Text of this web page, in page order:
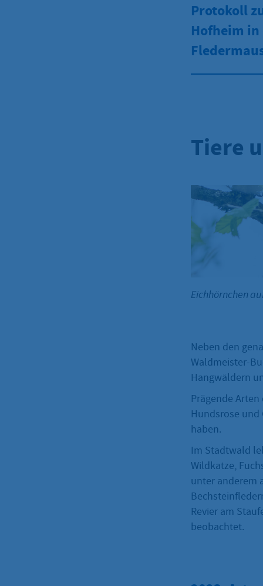
Protokoll
Hofheim
Tiere
Eichhörnchen
Neben den
Waldmeister-
Hangwäldern
Prägende
Hundsrose
haben.
Im Stadtwald
Wildkatze,
unter anderem
Revier am
beobachtet.